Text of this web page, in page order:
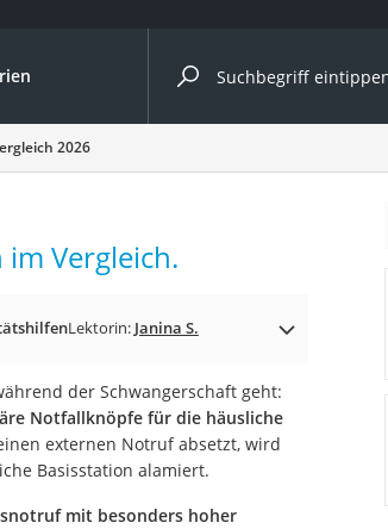
Vergleiche nach Kategorie
2026
Vergleich.
Lektorin: Janina S.
der Schwangerschaft geht:
Notfallknöpfe für die häusliche
externen Notruf absetzt, wird
Basisstation alamiert.
mit besonders hoher